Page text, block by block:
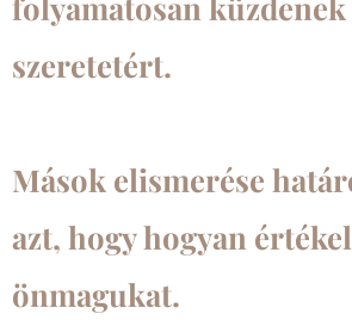
szeretetért.
Mások elismerése
azt, hogy hogyan
önmagukat.